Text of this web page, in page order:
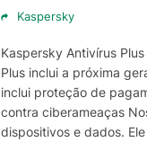
Kaspersky
Kaspersky Antivírus
Plus inclui a próxima
inclui proteção de
contra ciberameaças
dispositivos e dados.